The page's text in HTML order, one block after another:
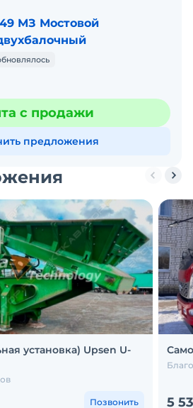
МЗ Мостовой
с продажи
предложения
установка) Upsen U-
Позвонить 5